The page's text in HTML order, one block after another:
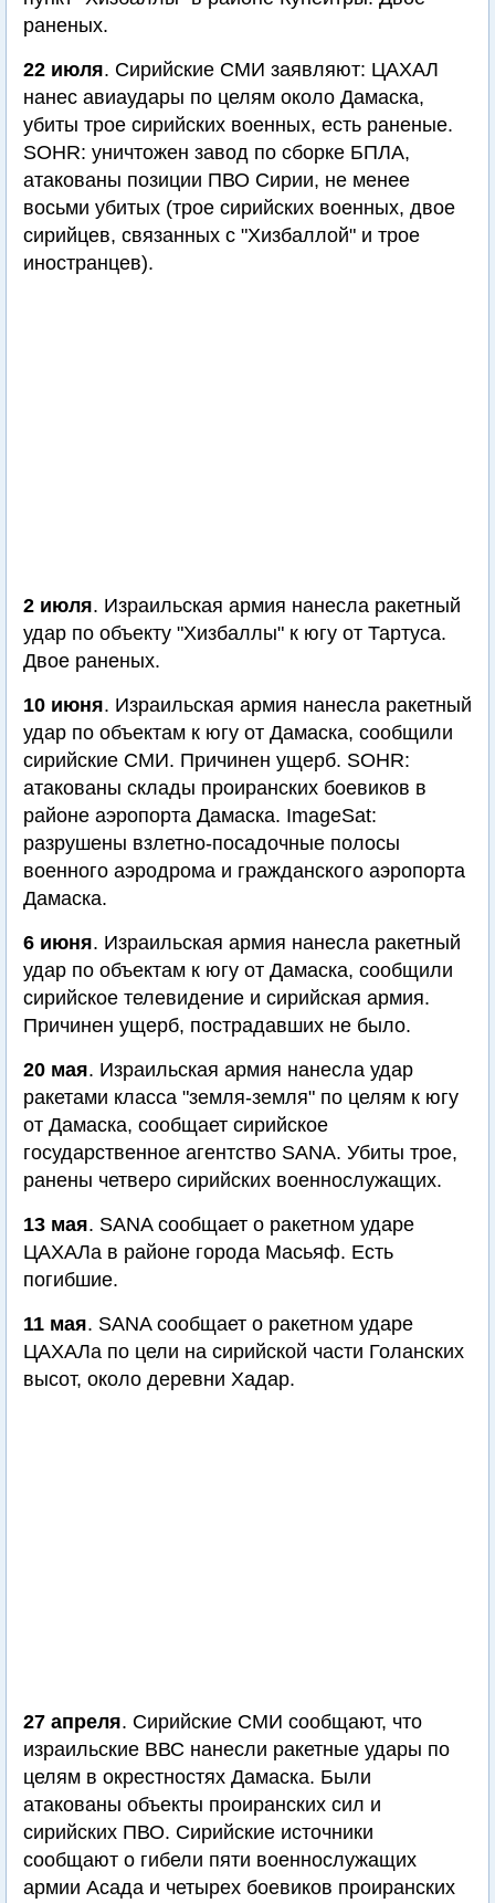
раненых.
22 июля. Сирийские СМИ заявляют: ЦАХАЛ
нанес авиаудары по целям около Дамаска,
убиты трое сирийских военных, есть раненые.
SOHR: уничтожен завод по сборке БПЛА,
атакованы позиции ПВО Сирии, не менее
восьми убитых (трое сирийских военных, двое
сирийцев, связанных с "Хизбаллой" и трое
иностранцев).
2 июля. Израильская армия нанесла ракетный
удар по объекту "Хизбаллы" к югу от Тартуса.
Двое раненых.
10 июня. Израильская армия нанесла ракетный
удар по объектам к югу от Дамаска, сообщили
сирийские СМИ. Причинен ущерб. SOHR:
атакованы склады проиранских боевиков в
районе аэропорта Дамаска. ImageSat:
разрушены взлетно-посадочные полосы
военного аэродрома и гражданского аэропорта
Дамаска.
6 июня. Израильская армия нанесла ракетный
удар по объектам к югу от Дамаска, сообщили
сирийское телевидение и сирийская армия.
Причинен ущерб, пострадавших не было.
20 мая. Израильская армия нанесла удар
ракетами класса "земля-земля" по целям к югу
от Дамаска, сообщает сирийское
государственное агентство SANA. Убиты трое,
ранены четверо сирийских военнослужащих.
13 мая. SANA сообщает о ракетном ударе
ЦАХАЛа в районе города Масьяф. Есть
погибшие.
11 мая. SANA сообщает о ракетном ударе
ЦАХАЛа по цели на сирийской части Голанских
высот, около деревни Хадар.
27 апреля. Сирийские СМИ сообщают, что
израильские ВВС нанесли ракетные удары по
целям в окрестностях Дамаска. Были
атакованы объекты проиранских сил и
сирийских ПВО. Сирийские источники
сообщают о гибели пяти военнослужащих
армии Асада и четырех боевиков проиранских